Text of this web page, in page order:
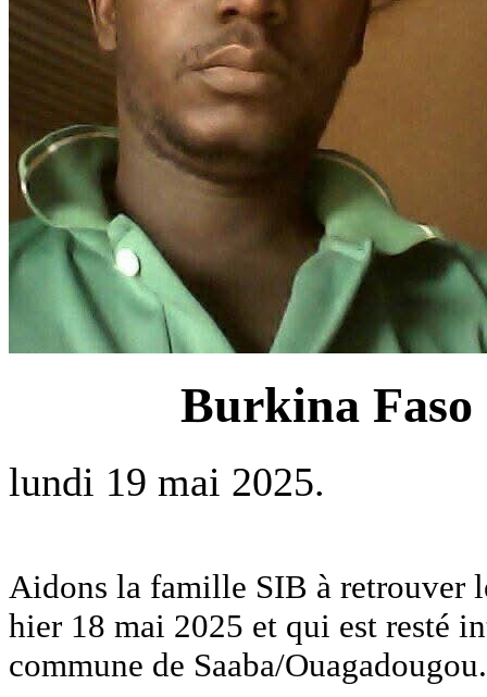
Burkina Faso
lundi 19 mai 2025.
Aidons la famille SIB à retrouver
hier 18 mai 2025 et qui est resté
commune de Saaba/Ouagadougou.